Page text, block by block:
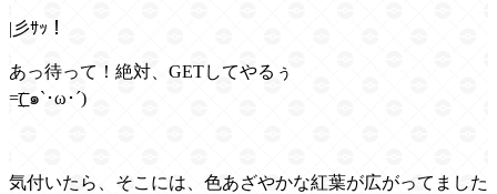
|彡ｻｯ！
あっ待って！絶対、GETしてやるぅ
=͟͟͞͞( ๑`･ω･´)
気付いたら、そこには、色あざやかな紅葉が広がってました